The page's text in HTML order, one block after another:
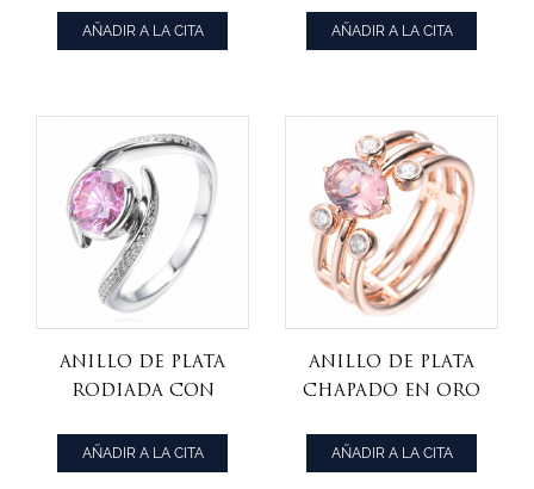
cúbica cuadrada
de corte
quilates
AÑADIR A LA CITA
talla cojín con
diamantes
detalles en plata
de ley
AÑADIR A LA CITA
Anillo De Plata
Rodiada Con
Rosa Y Blanco
Redondo 925
AÑADIR A LA CITA
Anillo de plata
chapado en oro
circonita
cúbica blanca y
AÑADIR A LA CITA